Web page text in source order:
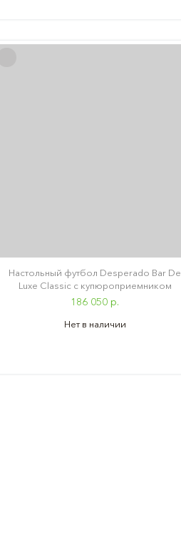
Настольный футбол Desperado Bar De
Luxe Classic с купюроприемником
186 050 р.
Нет в наличии